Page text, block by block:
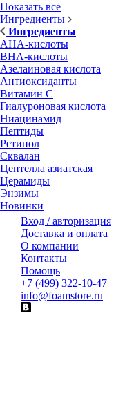
Показать все
Ингредиенты
Ингредиенты
AHA-кислоты
BHA-кислоты
Азелаиновая кислота
Антиоксиданты
Витамин С
Гиалуроновая кислота
Ниацинамид
Пептиды
Ретинол
Сквалан
Центелла азиатская
Церамиды
Энзимы
Новинки
Вход / авторизация
Доставка и оплата
О компании
Контакты
Помощь
+7 (499) 322-10-47
info@foamstore.ru